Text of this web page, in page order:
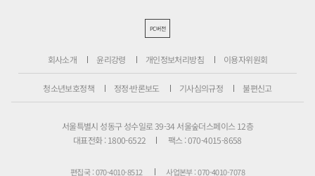
PC버전
회사소개 윤리강령 개인정보처리방침 이용자위원회
청소년보호정책 정정·반론보도 기사심의규정 불편신고
서울특별시 성동구 성수일로 39-34 서울숲더스페이스 12층
대표전화 : 1800-6522
팩스 : 070-4015-8658
편집국 : 070-4010-8512 사업본부 : 070-4010-7078